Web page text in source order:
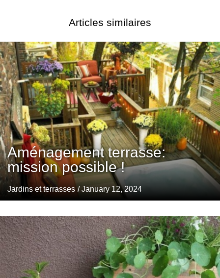
Articles similaires
Aménagement terrasse:
mission possible !
Jardins et terrasses / January 12, 2024